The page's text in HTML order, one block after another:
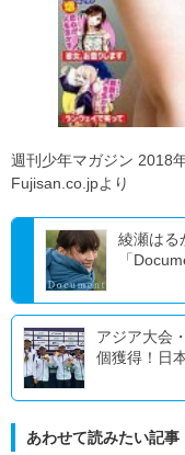
週刊少年マガジン 2018
Fujisan.co.jpより
綾瀬はる
「
アジア大会
個獲得！日
あわせて読みたい記事